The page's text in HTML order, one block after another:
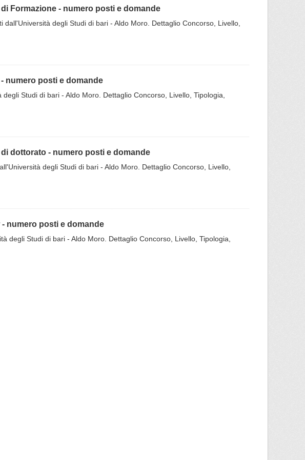
Formazione - numero posti e domande
degli Studi di bari - Aldo Moro. Dettaglio Concorso, Livello,
numero posti e domande
Studi di bari - Aldo Moro. Dettaglio Concorso, Livello, Tipologia,
dottorato - numero posti e domande
degli Studi di bari - Aldo Moro. Dettaglio Concorso, Livello,
numero posti e domande
degli Studi di bari - Aldo Moro. Dettaglio Concorso, Livello, Tipologia,